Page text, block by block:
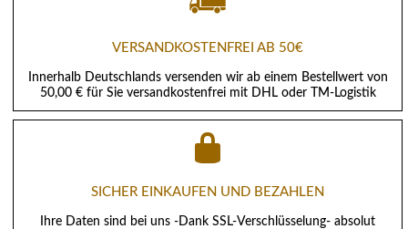
VERSANDKOSTENFREI AB 50€
Innerhalb Deutschlands versenden wir ab einem Bestellwert von
50,00 € für Sie versandkostenfrei mit DHL oder TM-Logistik
SICHER EINKAUFEN UND BEZAHLEN
Ihre Daten sind bei uns -Dank SSL-Verschlüsselung- absolut